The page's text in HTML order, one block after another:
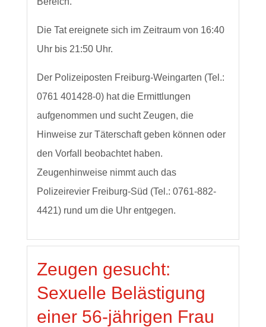
Die Tat ereignete sich im Zeitraum von 16:40
Uhr bis 21:50 Uhr.
Der Polizeiposten Freiburg-Weingarten (Tel.:
0761 401428-0) hat die Ermittlungen
aufgenommen und sucht Zeugen, die
Hinweise zur Täterschaft geben können oder
den Vorfall beobachtet haben.
Zeugenhinweise nimmt auch das
Polizeirevier Freiburg-Süd (Tel.: 0761-882-
4421) rund um die Uhr entgegen.
Zeugen gesucht:
Sexuelle Belästigung
einer 56-jährigen Frau